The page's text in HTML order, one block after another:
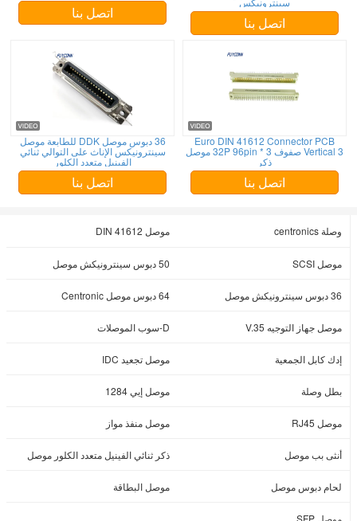
اتصل بنا
اتصل بنا
36 دبوس موصل DDK للطابعة موصل
سينترونيكس الإناث على التوالي ثنائي
الفينيل متعدد الكلور
اتصل بنا
Euro DIN 41612 Connector PCB
Vertical 3 صفوف 3 * 32P 96pin موصل
ذكر
اتصل بنا
وصلة centronics موصل DIN 41612
موصل SCSI 50 دبوس سينترونيكش موصل
36 دبوس سينترونيكش موصل 64 دبوس موصل Centronic
موصل جهاز التوجيه V.35 D-سوب الموصلات
إدك كابل الجمعية موصل تجعيد IDC
بطل وصلة موصل إيي 1284
موصل RJ45 موصل منفذ مواز
أنثى بب موصل ذكر ثنائي الفينيل متعدد الكلور موصل
لحام دبوس موصل موصل البطاقة
موصل SFP